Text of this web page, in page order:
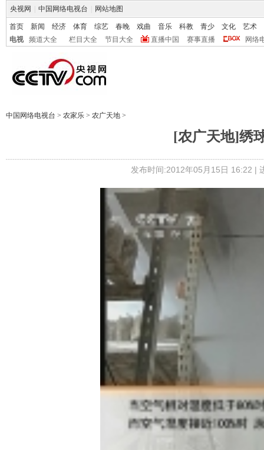
央视网 中国网络电视台 网站地图
首页 新闻 经济 体育 综艺 春晚 戏曲 音乐 科教 青少 文化
艺术
电视
频道大全 栏目大全 节目大全 直播中国 赛事直播 网络
中国网络电视台 > 农家乐 > 农广天地 >
[农广天地]绣
发布时间:2012年05月15日 16:22 |